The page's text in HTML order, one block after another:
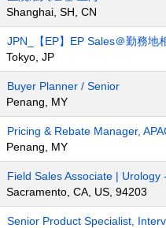
Shanghai, SH, CN
JPN_【EP】EP Sales＠勤務地
Tokyo, JP
Buyer Planner / Senior
Penang, MY
Pricing & Rebate Manager,
Penang, MY
Field Sales Associate |
Sacramento, CA, US, 94203
Senior Product Specialist,